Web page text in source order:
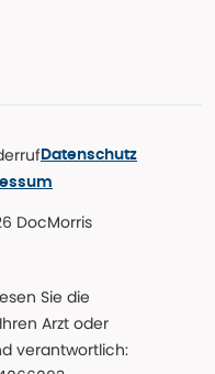
Datenschutz
DocMorris
Sie die
Arzt oder
verantwortlich: